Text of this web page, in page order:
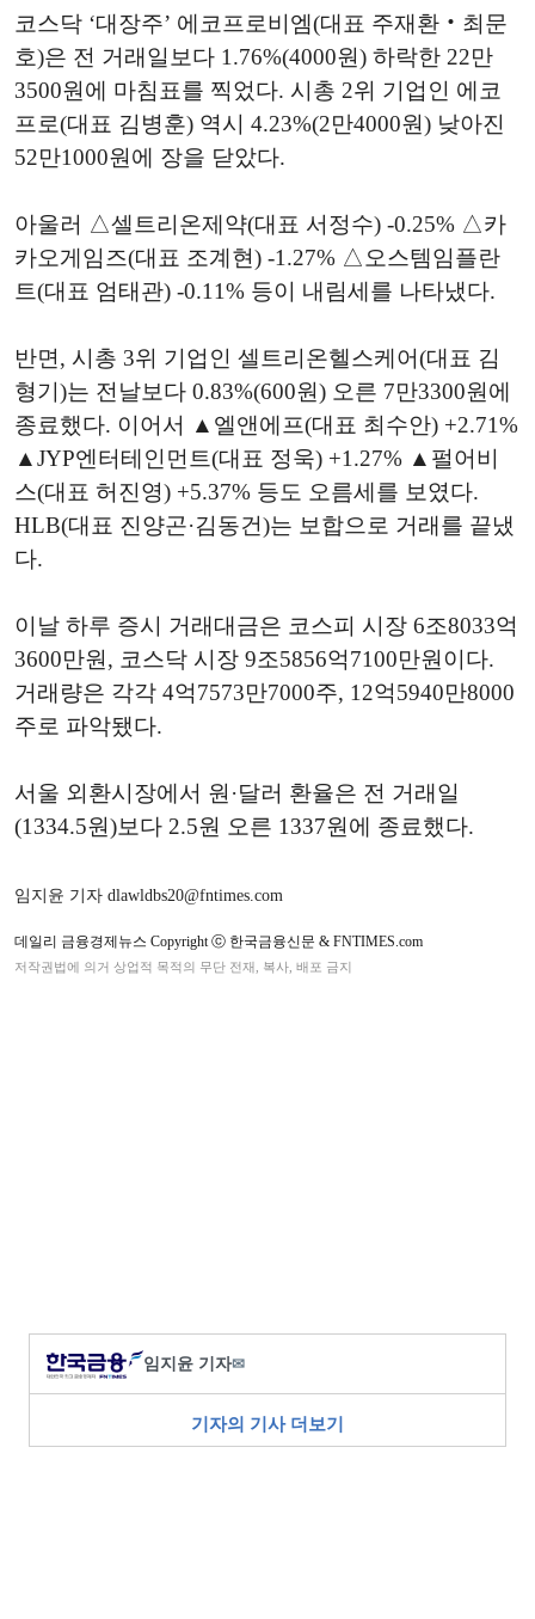
코스닥 ‘대장주’ 에코프로비엠(대표 주재환‧최문
호)은 전 거래일보다 1.76%(4000원) 하락한 22만
3500원에 마침표를 찍었다. 시총 2위 기업인 에코
프로(대표 김병훈) 역시 4.23%(2만4000원) 낮아진
52만1000원에 장을 닫았다.
아울러 △셀트리온제약(대표 서정수) -0.25% △카
카오게임즈(대표 조계현) -1.27% △오스템임플란
트(대표 엄태관) -0.11% 등이 내림세를 나타냈다.
반면, 시총 3위 기업인 셀트리온헬스케어(대표 김
형기)는 전날보다 0.83%(600원) 오른 7만3300원에
종료했다. 이어서 ▲엘앤에프(대표 최수안) +2.71%
▲JYP엔터테인먼트(대표 정욱) +1.27% ▲펄어비
스(대표 허진영) +5.37% 등도 오름세를 보였다.
HLB(대표 진양곤·김동건)는 보합으로 거래를 끝냈
다.
이날 하루 증시 거래대금은 코스피 시장 6조8033억
3600만원, 코스닥 시장 9조5856억7100만원이다.
거래량은 각각 4억7573만7000주, 12억5940만8000
주로 파악됐다.
서울 외환시장에서 원·달러 환율은 전 거래일
(1334.5원)보다 2.5원 오른 1337원에 종료했다.
임지윤 기자 dlawldbs20@fntimes.com
데일리 금융경제뉴스 Copyright ⓒ 한국금융신문 & FNTIMES.com
저작권법에 의거 상업적 목적의 무단 전재, 복사, 배포 금지
임지윤 기자✉
기자의 기사 더보기